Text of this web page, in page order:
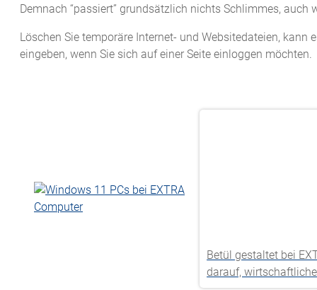
Demnach “passiert” grundsätzlich nichts Schlimmes,
Löschen Sie temporäre Internet- und Websitedateien,
eingeben, wenn Sie sich auf einer Seite einloggen möchten.
Betül gestaltet bei
darauf,